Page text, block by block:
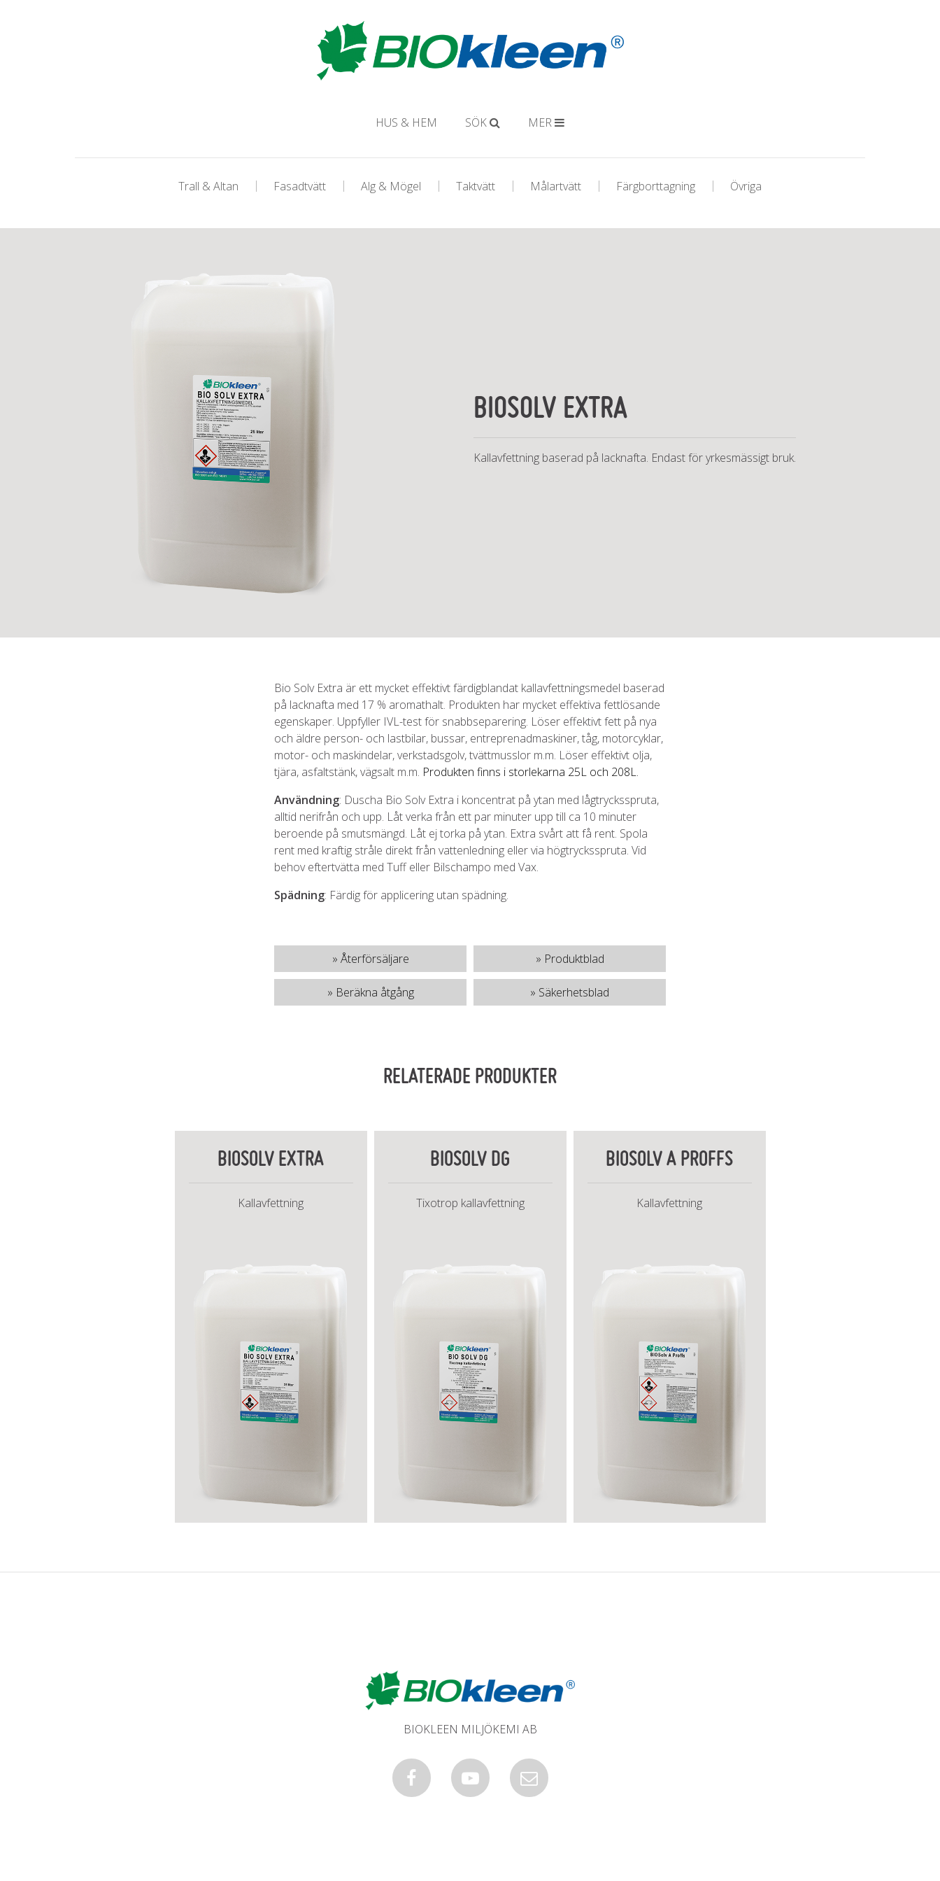
HUS & HEM SÖK MER
Trall & Altan Fasadtvätt Alg & Mögel Taktvätt Målartvätt Färgborttagning Övriga
BIOSOLV EXTRA
Kallavfettning baserad på lacknafta. Endast för yrkesmässigt bruk.
Bio Solv Extra är ett mycket effektivt färdigblandat kallavfettningsmedel baserad
på lacknafta med 17 % aromathalt. Produkten har mycket effektiva fettlösande
egenskaper. Uppfyller IVL-test för snabbseparering. Löser effektivt fett på nya
och äldre person- och lastbilar, bussar, entreprenadmaskiner, tåg, motorcyklar,
motor- och maskindelar, verkstadsgolv, tvättmusslor m.m. Löser effektivt olja,
tjära, asfaltstänk, vägsalt m.m. Produkten finns i storlekarna 25L och 208L.
Användning: Duscha Bio Solv Extra i koncentrat på ytan med lågtrycksspruta,
alltid nerifrån och upp. Låt verka från ett par minuter upp till ca 10 minuter
beroende på smutsmängd. Låt ej torka på ytan. Extra svårt att få rent. Spola
rent med kraftig stråle direkt från vattenledning eller via högtrycksspruta. Vid
behov eftertvätta med Tuff eller Bilschampo med Vax.
Spädning: Färdig för applicering utan spädning.
» Återförsäljare » Produktblad
» Beräkna åtgång » Säkerhetsblad
RELATERADE PRODUKTER
BIOSOLV EXTRA
Kallavfettning
BIOSOLV DG
Tixotrop kallavfettning
BIOSOLV A PROFFS
Kallavfettning
BIOKLEEN MILJÖKEMI AB